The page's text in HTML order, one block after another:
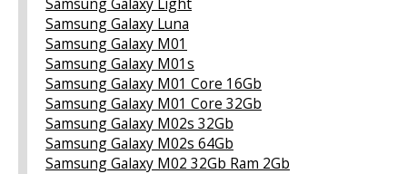
Samsung Galaxy Luna
Samsung Galaxy M01
Samsung Galaxy M01s
Samsung Galaxy M01 Core 16Gb
Samsung Galaxy M01 Core 32Gb
Samsung Galaxy M02s 32Gb
Samsung Galaxy M02s 64Gb
Samsung Galaxy M02 32Gb Ram 2Gb